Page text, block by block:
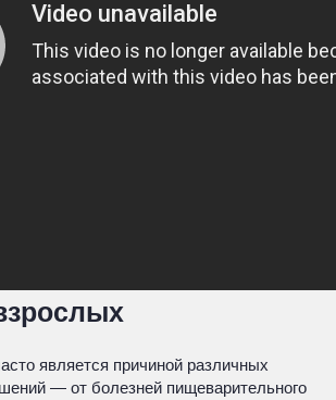
является причиной различных
— от болезней пищеварительного